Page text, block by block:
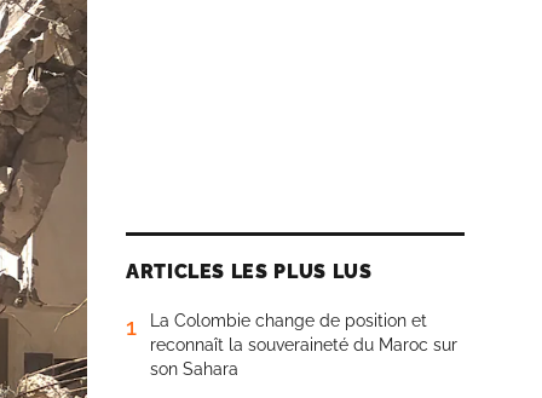
ARTICLES LES PLUS LUS
1
La Colombie change de position et
reconnaît la souveraineté du Maroc sur
son Sahara